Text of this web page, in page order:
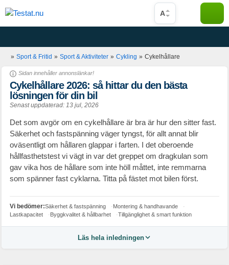
till
innehåll
A
» Sport & Fritid » Sport & Aktiviteter » Cykling » Cykelhållare
Sidan innehåller annonslänkar!
Cykelhållare 2026: så hittar du den bästa
lösningen för din bil
Senast uppdaterad: 13 jul, 2026
Det som avgör om en cykelhållare är bra är hur den sitter fast.
Säkerhet och fastspänning väger tyngst, för allt annat blir
oväsentligt om hållaren glappar i farten. I det oberoende
hållfasthetstest vi vägt in var det greppet om dragkulan som
gav vika hos de hållare som inte höll måttet, inte remmarna
som spänner fast cyklarna. Titta på fästet mot bilen först.
Säkerhet & fastspänning
Montering & handhavande
Lastkapacitet
Byggkvalitet & hållbarhet Tillgänglighet & smart funktion
Läs hela inledningen